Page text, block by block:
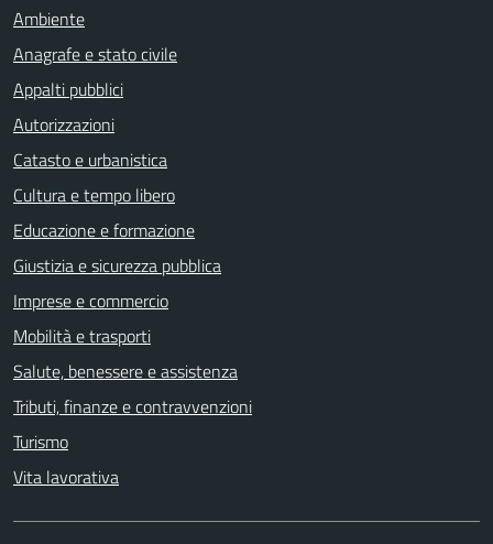
Ambiente
Anagrafe e stato civile
Appalti pubblici
Autorizzazioni
Catasto e urbanistica
Cultura e tempo libero
Educazione e formazione
Giustizia e sicurezza pubblica
Imprese e commercio
Mobilità e trasporti
Salute, benessere e assistenza
Tributi, finanze e contravvenzioni
Turismo
Vita lavorativa